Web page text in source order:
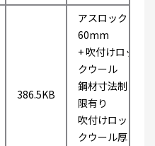
386.5KB
アスロック
60mm
+ 吹付けロッ
クウール
鋼材寸法制
限有り
吹付けロッ
クウール厚